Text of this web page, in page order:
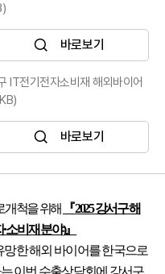
바로보기
IT전기전자소비재 해외바이어
바로보기
개척을 위해 『2025강서구 해
·소비재 분야)』
망한 해외 바이어를 한국으로
이번 수출상담회에 강서구